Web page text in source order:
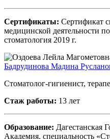
Сертификаты: Сертификат
медицинской деятельности
стоматология 2019 г.
Бадрудинова Мадина
Стоматолог-гигиенист,
Стаж работы: 13 лет
Образование: Дагестанская
Академия, специальность